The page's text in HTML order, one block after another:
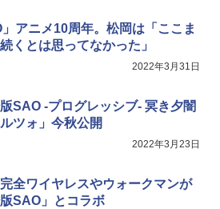
」アニメ10周年。松岡は「ここま
くとは思ってなかった」
2022年3月31日
版SAO -プログレッシブ- 冥き夕闇
ツォ」今秋公開
2022年3月23日
全ワイヤレスやウォークマンが
版SAO」とコラボ